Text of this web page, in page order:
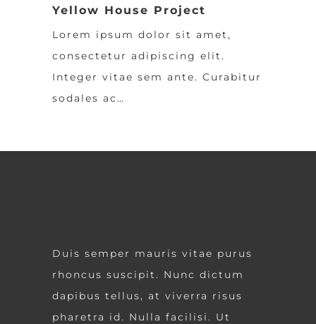
Yellow House Project
Lorem ipsum dolor sit amet,
consectetur adipiscing elit.
Integer vitae sem ante. Curabitur
sodales ac…
Duis semper mauris vitae purus
rhoncus suscipit. Nunc dictum
dapibus tellus, at viverra risus
pharetra id. Nulla facilisi. Ut